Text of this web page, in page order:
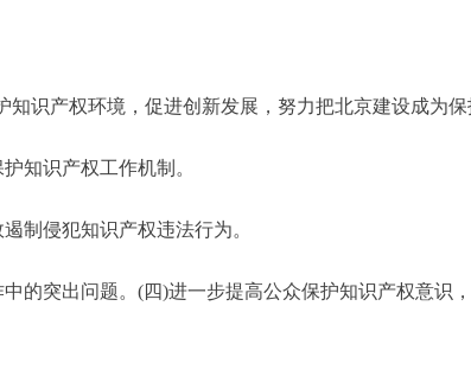
产权环境，促进创新发展，努力把北京建设成为保
知识产权工作机制。
侵犯知识产权违法行为。
突出问题。(四)进一步提高公众保护知识产权意识